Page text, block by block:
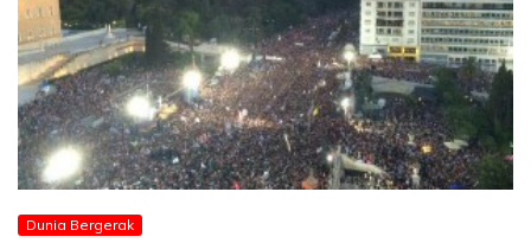
Kita
Bersama-
sama
Dunia Bergerak